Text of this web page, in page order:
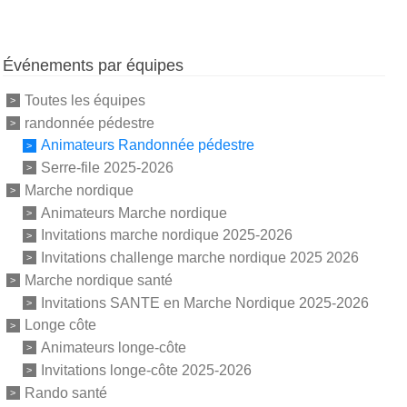
Événements par équipes
Toutes les équipes
randonnée pédestre
Animateurs Randonnée pédestre
Serre-file 2025-2026
Marche nordique
Animateurs Marche nordique
Invitations marche nordique 2025-2026
Invitations challenge marche nordique 2025 2026
Marche nordique santé
Invitations SANTE en Marche Nordique 2025-2026
Longe côte
Animateurs longe-côte
Invitations longe-côte 2025-2026
Rando santé